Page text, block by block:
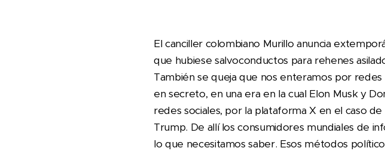
El canciller colombiano Murillo anuncia
que hubiese salvoconductos para rehenes
También se queja que nos enteramos por
en secreto, en una era en la cual Elon Musk y
redes sociales, por la plataforma X en el caso
Trump. De allí los consumidores mundiales de
lo que necesitamos saber. Esos métodos